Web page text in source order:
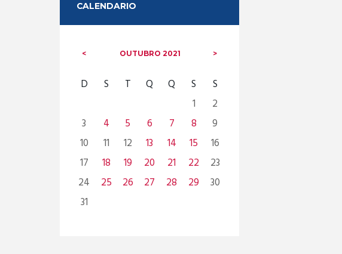
CALENDARIO
OUTUBRO2021
D S T Q Q S
S
1
2
3
4 5 6 7 8
9
10
11 12 13 14 15
16
17
18 19 20 21 22
23
24
25 26 27 28 29
30
31